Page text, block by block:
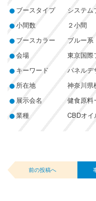
ブースタイプ
システム
小間数
２小間
ブースカラー
ブルー系
会場
東京国際
キーワード
パネルデ
所在地
神奈川県
展示会名
健食原料
業種
CBDオ
前の投稿へ